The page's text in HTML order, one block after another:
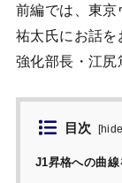
前編では、東
祐太氏にお話
強化部長・江尻
目次 [
J1昇格への曲